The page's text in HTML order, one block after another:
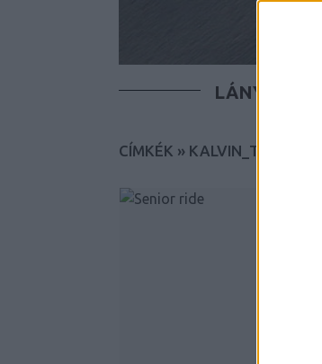
LÁNYOK
CÍMKÉK » KALVIN_TER